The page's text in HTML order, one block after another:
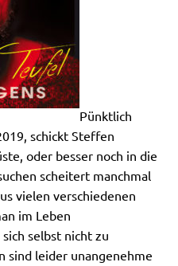
Pünktlich
schickt Steffen
oder besser noch in die
scheitert manchmal
vielen verschiedenen
im Leben
selbst nicht zu
sind leider unangenehme